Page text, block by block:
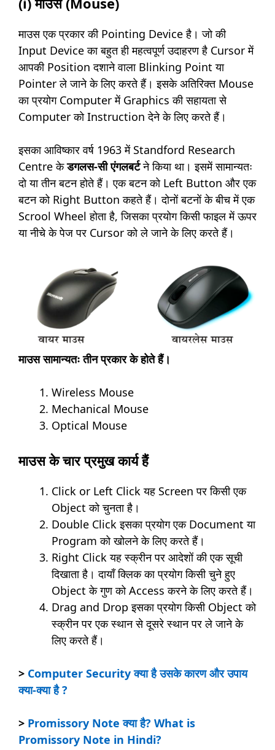
माउस एक प्रकार की Pointing Device है। जो की
Input Device का बहुत ही महत्वपूर्ण उदाहरण है Cursor में
आपकी Position दशाने वाला Blinking Point या
Pointer ले जाने के लिए करते हैं। इसके अतिरिक्त Mouse
का प्रयोग Computer में Graphics की सहायता से
Computer को Instruction देने के लिए करते हैं।
इसका आविष्कार वर्ष 1963 में Standford Research
Centre केडगलस-सी एंगलबर्टने किया था। इसमें सामान्यतः
दो या तीन बटन होते हैं। एक बटन को Left Button और एक
बटन को Right Button कहते हैं। दोनों बटनों के बीच में एक
Scrool Wheel होता है, जिसका प्रयोग किसी फाइल में ऊपर
या नीचे के पेज पर Cursor को ले जाने के लिए करते हैं।
माउस सामान्यतः तीन प्रकार के होते हैं।
Wireless Mouse
Mechanical Mouse
Optical Mouse
माउस के चार प्रमुख कार्य हैं
Click or Left Click यह Screen पर किसी एक
Object को चुनता है।
Double Click इसका प्रयोग एक Document या
Program को खोलने के लिए करते हैं।
Right Click यह स्क्रीन पर आदेशों की एक सूची
दिखाता है। दायाँ क्लिक का प्रयोग किसी चुने हुए
Object के गुण को Access करने के लिए करते हैं।
Drag and Drop इसका प्रयोग किसी Object को
स्क्रीन पर एक स्थान से दूसरे स्थान पर ले जाने के
लिए करते हैं।
> Computer Security क्या है उसके कारण और उपाय
क्या-क्या है ?
> Promissory Note क्या है? What is
Promissory Note in Hindi?